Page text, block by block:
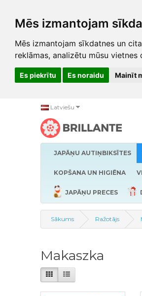
Mēs izmantojam
Mēs izmantojam sīkdatnes un
reklāmas, analizētu mūsu
Es piekrītu Es noraidu Mainīt
Latviešu
JAPĀŅU AUTIŅBIKSĪTES
KOPŠANA UN HIGIĒNA
JAPĀŅU PRECES
Sākums Ražotājs
Makaszka